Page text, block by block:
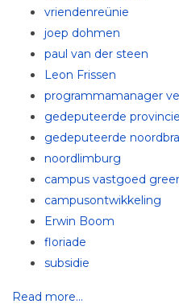
vriendenreünie
joep dohmen
paul van der steen
Leon Frissen
programmamanager
gedeputeerde
gedeputeerde
noordlimburg
campus vastgoed
campusontwikkeling
Erwin Boom
floriade
subsidie
Read more...